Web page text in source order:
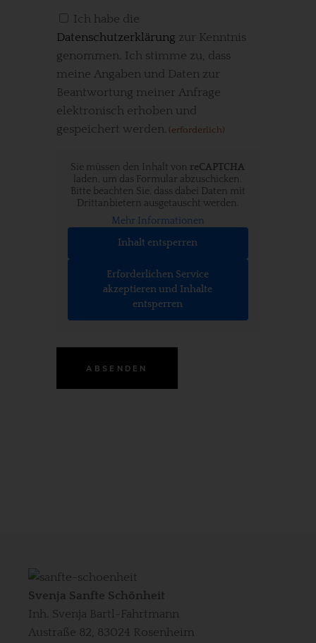
Einwilligung
(erforderlich)
Ich habe die
Datenschutzerklärung zur Kenntnis
genommen. Ich stimme zu, dass
meine Angaben und Daten zur
Beantwortung meiner Anfrage
elektronisch erhoben und
gespeichert werden. (erforderlich)
Sie müssen den Inhalt von reCAPTCHA
laden, um das Formular abzuschicken.
Bitte beachten Sie, dass dabei Daten mit
Drittanbietern ausgetauscht werden.
Mehr Informationen
Inhalt entsperren
Erforderlichen Service
akzeptieren und Inhalte
entsperren
Svenja Sanfte Schönheit
Inh. Svenja Bartl-Fahrtmann
Austraße 82, 83024 Rosenheim